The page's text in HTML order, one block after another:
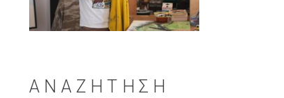
ΑΝΑΖΉΤΗΣΗ